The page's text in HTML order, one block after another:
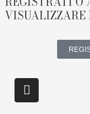
VISUALIZZARE
I
n